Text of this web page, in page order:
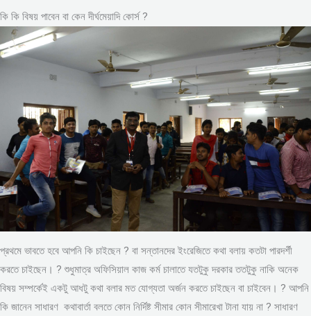
কি কি বিষয় পাবেন বা কেন দীর্ঘমেয়াদি কোর্স ?
প্রথমে ভাবতে হবে আপনি কি চাইছেন ? বা সন্তানদের ইংরেজিতে কথা বলায় কতটা পারদর্শী
করতে চাইছেন। ? শুধুমাত্র অফিসিয়াল কাজ কর্ম চালাতে যতটুকু দরকার ততটুকু নাকি অনেক
বিষয় সম্পর্কেই একটু আধটু কথা বলার মত যোগ্যতা অর্জন করতে চাইছেন বা চাইবেন। ? আপনি
কি জানেন সাধারণ কথাবার্তা বলতে কোন নির্দিষ্ট সীমার কোন সীমারেখা টানা যায় না ? সাধারণ